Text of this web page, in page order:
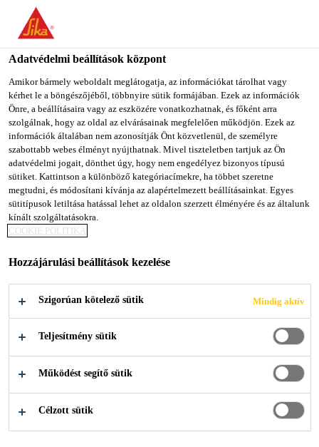
You are accessing "Sika Magyarország", it seems you are
accessing it from "Egyesült Államok". We have a dedicated
website for your country.
TO SIKA
USA
STAY ON SIKA
MAGYARORSZÁG
SELECT A
COUNTRY
Sika Magyarország
SZERKEZETME
GERŐSÍTÉS /
BETONVÉDELE
M /
BETONJAVÍTÁS
/ VASÚTI
Adatvédelmi beállítások központ
Amikor bármely weboldalt meglátogatja, az információkat tárolhat vagy
kérhet le a böngészőjéből, többnyire sütik formájában. Ezek az információk
Önre, a beállításaira vagy az eszközére vonatkozhatnak, és főként arra
szolgálnak, hogy az oldal az elvárásainak megfelelően működjön. Ezek az
információk általában nem azonosítják Önt közvetlenül, de személyre
szabottabb webes élményt nyújthatnak. Mivel tiszteletben tartjuk az Ön
adatvédelmi jogait, dönthet úgy, hogy nem engedélyez bizonyos típusú
sütiket. Kattintson a különböző kategóriacímekre, ha többet szeretne
megtudni, és módosítani kívánja az alapértelmezett beállításainkat. Egyes
sütitípusok letiltása hatással lehet az oldalon szerzett élményére és az általunk
kínált szolgáltatásokra.
COOKIE POLITIKA
Hozzájárulási beállítások kezelése
Szigorúan kötelező sütik Mindig aktív
Teljesítmény sütik
Működést segítő sütik
Célzott sütik